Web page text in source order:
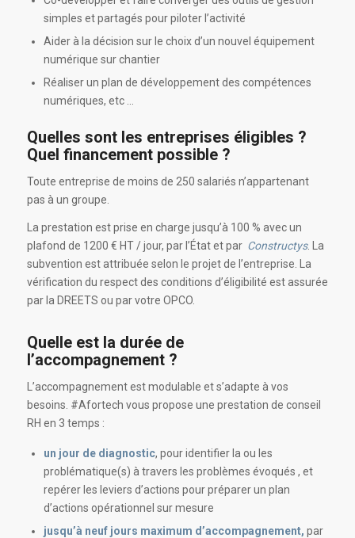
simples et partagés pour piloter l’activité
Aider à la décision sur le choix d’un nouvel équipement
numérique sur chantier
Réaliser un plan de développement des compétences
numériques, etc …
Quelles sont les entreprises éligibles ?
Quel financement possible ?
Toute entreprise de moins de 250 salariés n’appartenant
pas à un groupe.
La prestation est prise en charge jusqu’à 100 % avec un
plafond de 1200 € HT / jour, par l’État et par Constructys. La
subvention est attribuée selon le projet de l’entreprise. La
vérification du respect des conditions d’éligibilité est assurée
par la DREETS ou par votre OPCO.
Quelle est la durée de
l’accompagnement ?
L’accompagnement est modulable et s’adapte à vos
besoins. #Afortech vous propose une prestation de conseil
RH en 3 temps :
un jour de diagnostic, pour identifier la ou les
problématique(s) à travers les problèmes évoqués , et
repérer les leviers d’actions pour préparer un plan
d’actions opérationnel sur mesure
jusqu’à neuf jours maximum d’accompagnement, par